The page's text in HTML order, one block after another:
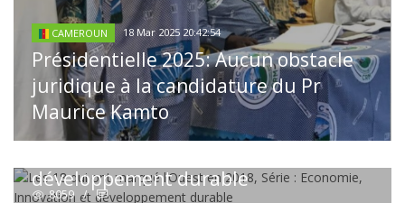
CAMEROUN 18 Mar 2025 20:42:54
Présidentielle 2025: Aucun obstacle
juridique à la candidature du Pr
Maurice Kamto
8059 /
CAMEROUN 04 Jan 2019 16:18:00
Les 18 qui ont marqué l’Ouest en
développement durable